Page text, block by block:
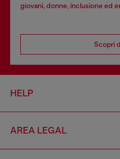
giovani, donne, inclusione ed
Scopri
HELP
AREA LEGAL